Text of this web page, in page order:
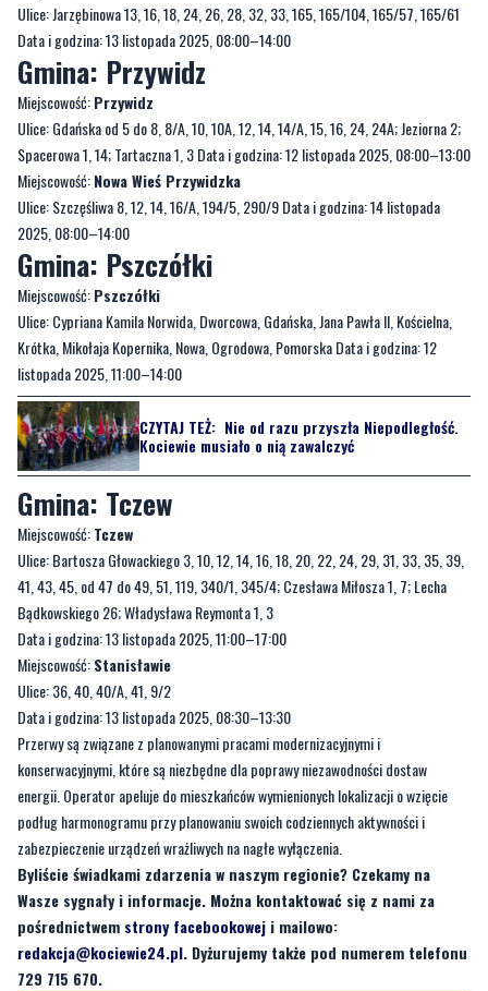
Ulice: Jarzębinowa 13, 16, 18, 24, 26, 28, 32, 33, 165, 165/104, 165/57, 165/61
Data i godzina: 13 listopada 2025, 08:00–14:00
Gmina: Przywidz
Miejscowość:Przywidz
Ulice: Gdańska od 5 do 8, 8/A, 10, 10A, 12, 14, 14/A, 15, 16, 24, 24A; Jeziorna 2;
Spacerowa 1, 14; Tartaczna 1, 3 Data i godzina: 12 listopada 2025, 08:00–13:00
Miejscowość:Nowa Wieś Przywidzka
Ulice: Szczęśliwa 8, 12, 14, 16/A, 194/5, 290/9 Data i godzina: 14 listopada
2025, 08:00–14:00
Gmina: Pszczółki
Miejscowość:Pszczółki
Ulice: Cypriana Kamila Norwida, Dworcowa, Gdańska, Jana Pawła II, Kościelna,
Krótka, Mikołaja Kopernika, Nowa, Ogrodowa, Pomorska Data i godzina: 12
listopada 2025, 11:00–14:00
CZYTAJ TEŻ: Nie od razu przyszła Niepodległość.
Kociewie musiało o nią zawalczyć
Gmina: Tczew
Miejscowość:Tczew
Ulice: Bartosza Głowackiego 3, 10, 12, 14, 16, 18, 20, 22, 24, 29, 31, 33, 35, 39,
41, 43, 45, od 47 do 49, 51, 119, 340/1, 345/4; Czesława Miłosza 1, 7; Lecha
Bądkowskiego 26; Władysława Reymonta 1, 3
Data i godzina: 13 listopada 2025, 11:00–17:00
Miejscowość:Stanisławie
Ulice: 36, 40, 40/A, 41, 9/2
Data i godzina: 13 listopada 2025, 08:30–13:30
Przerwy są związane z planowanymi pracami modernizacyjnymi i
konserwacyjnymi, które są niezbędne dla poprawy niezawodności dostaw
energii. Operator apeluje do mieszkańców wymienionych lokalizacji o wzięcie
podług harmonogramu przy planowaniu swoich codziennych aktywności i
zabezpieczenie urządzeń wrażliwych na nagłe wyłączenia.
Byliście świadkami zdarzenia w naszym regionie? Czekamy na
Wasze sygnały i informacje. Można kontaktować się z nami za
pośrednictwem strony facebookowej i mailowo:
redakcja@kociewie24.pl. Dyżurujemy także pod numerem telefonu
729 715 670.